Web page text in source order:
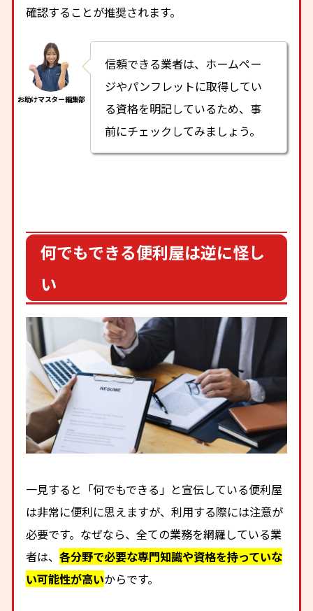
確認することが推奨されます。
信頼できる業者は、ホームペー
ジやパンフレットに取得してい
る資格を明記しているため、事
前にチェックしてみましょう。
何でもできる便利屋は逆に怪し
い
一見すると「何でもできる」と宣伝している便利屋
は非常に便利に思えますが、利用する際には注意が
必要です。なぜなら、全ての業務を網羅している業
者は、各分野で必要な専門知識や資格を持っていな
い可能性が高いからです。